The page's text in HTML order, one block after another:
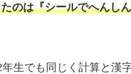
のは『シールでへんし
生でも同じく計算と漢